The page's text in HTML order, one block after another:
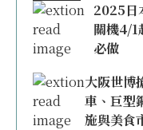
2025日
關機4/1
必做
大阪世博
車、巨型
施與美食